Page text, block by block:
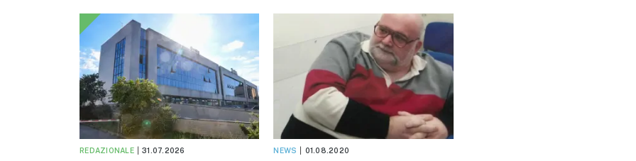
REDAZIONALE 31.07.2026 NEWS 01.08.2020